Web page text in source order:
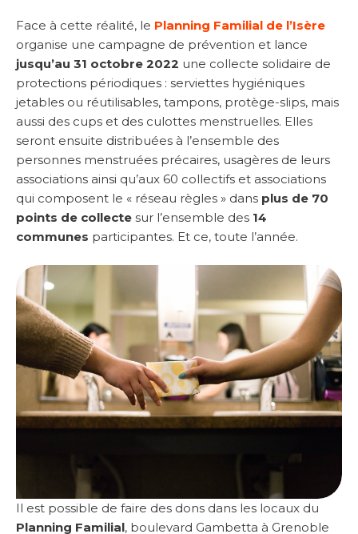
Face à cette réalité, le Planning Familial de l’Isère
organise une campagne de prévention et lance
jusqu’au 31 octobre 2022 une collecte solidaire de
protections périodiques : serviettes hygiéniques
jetables ou réutilisables, tampons, protège-slips, mais
aussi des cups et des culottes menstruelles. Elles
seront ensuite distribuées à l’ensemble des
personnes menstruées précaires, usagères de leurs
associations ainsi qu’aux 60 collectifs et associations
qui composent le « réseau règles » dans plus de 70
points de collecte sur l’ensemble des 14
communes participantes. Et ce, toute l’année.
Il est possible de faire des dons dans les locaux du
Planning Familial, boulevard Gambetta à Grenoble